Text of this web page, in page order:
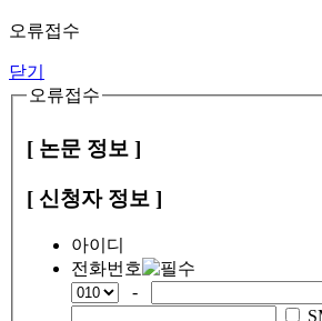
오류접수
닫기
오류접수
[ 논문 정보 ]
[ 신청자 정보 ]
아이디
전화번호
-